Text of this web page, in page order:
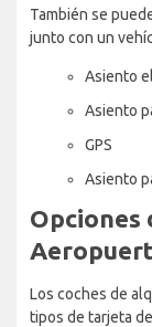
También se
junto con un
Asiento
Asiento
GPS
Asiento
Opciones
Los coches de
tipos de tarjeta